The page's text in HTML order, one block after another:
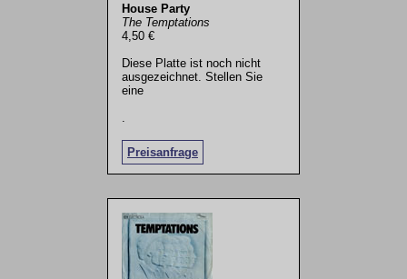
House Party
The Temptations
4,50 €
Diese Platte ist noch nicht
ausgezeichnet. Stellen Sie
eine
Preisanfrage